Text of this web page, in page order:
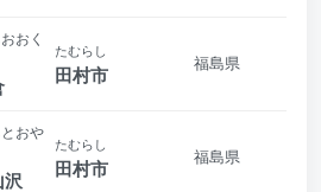
おく
たむらし
田村市
福島県
おや
沢
たむらし
田村市
福島県